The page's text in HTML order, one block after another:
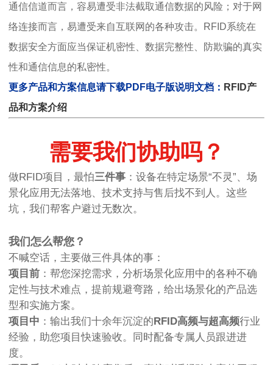
通信信道而言，容易遭受非法截取通信数据的风险；对于网
络连接而言，易遭受来自互联网的各种攻击。RFID系统在
数据安全方面应当保证机密性、数据完整性、防欺骗的真实
性和通信信息的私密性。
更多产品和方案信息请下载PDF电子版说明文档： RFID产
品和方案介绍
需要我们协助吗？
做RFID项目，最怕三件事 ：设备在特定场景“不灵”、场
景化应用无法落地、技术支持与售后找不到人。这些
坑，我们帮客户避过无数次。
我们怎么帮您？
不喊空话，主要做三件具体的事：
项目前 ：帮您深挖需求，分析场景化应用中的各种不确
定性与技术难点，提前规避弯路，给出场景化的产品选
型和实施方案。
项目中 ：输出我们十余年沉淀的RFID高频与超高频行业
经验，助您项目快速验收。同时配备专属人员跟进进
度。